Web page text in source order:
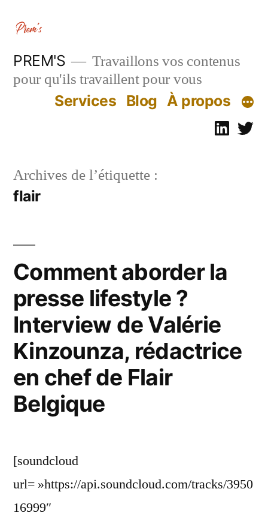
contenu
PREM'S
Travaillons vos contenus
pour qu'ils travaillent pour vous
Services Blog À propos
Archives de l’étiquette :
flair
Comment aborder la
presse lifestyle ?
Interview de Valérie
Kinzounza, rédactrice
en chef de Flair
Belgique
[soundcloud
url= »https://api.soundcloud.com/tracks/3950
16999″